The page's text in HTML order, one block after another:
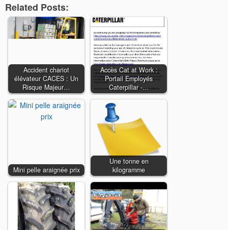
Related Posts:
Accident chariot
élévateur CACES : Un
Risque Majeur…
Accès Cat at Work :
Portail Employés
Caterpillar -…
Mini pelle araignée prix
Une tonne en
kilogramme